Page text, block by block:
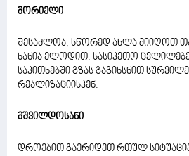
მორიელი
შესაძლოა, სწორედ ახლა მიიღოთ
ხანია ელოდით. სასიკეთო
საკითხებში გზას გაგიხსნით
რეალიზაციისკენ.
მშვილდოსანი
დროებით გაერიდეთ რთულ